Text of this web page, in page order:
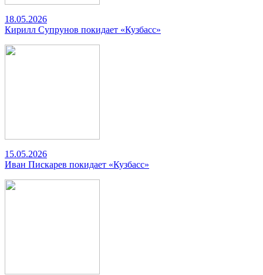
18.05.2026
Кирилл Супрунов покидает «Кузбасс»
15.05.2026
Иван Пискарев покидает «Кузбасс»